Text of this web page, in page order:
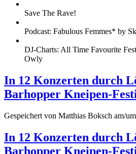
Save The Rave!
Podcast: Fabulous Femmes* by
DJ-Charts: All Time Favourite
Owly
In 12 Konzerten durch
Barhopper Kneipen-
Gespeichert von Matthias Boksch am/
In 12 Konzerten durch
Barhopper Kneipen-